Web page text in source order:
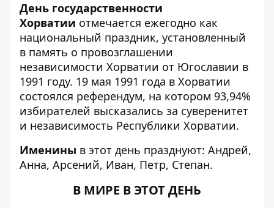
День государственности
Хорватии отмечается ежегодно как
национальный праздник, установленный
в память о провозглашении
независимости Хорватии от Югославии в
1991 году. 19 мая 1991 года в Хорватии
состоялся референдум, на котором 93,94%
избирателей высказались за суверенитет
и независимость Республики Хорватии.
Именины в этот день празднуют: Андрей,
Анна, Арсений, Иван, Петр, Степан.
В МИРЕ В ЭТОТ ДЕНЬ